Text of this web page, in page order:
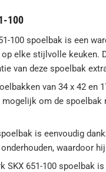
100
100 spoelbak is een
elke stijlvolle keuken.
van deze spoelbak
van 34 x 42 en
om de
is eenvoudig
waardoor
SKX 651-100 spoelbak